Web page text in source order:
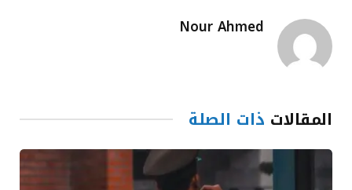
Nour Ahmed
المقالات ذات الصلة